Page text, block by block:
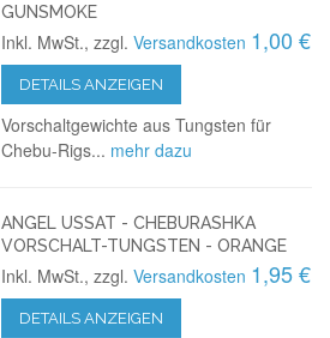
GUNSMOKE
Inkl. MwSt., zzgl.Versandkosten 1,00 €
DETAILS ANZEIGEN
Vorschaltgewichte aus Tungsten für
Chebu-Rigs... mehr dazu
ANGEL USSAT - CHEBURASHKA
VORSCHALT-TUNGSTEN - ORANGE
Inkl. MwSt., zzgl.Versandkosten 1,95 €
DETAILS ANZEIGEN